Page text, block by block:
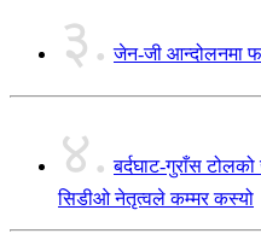
३. जेन-जी आन्दोलनमा
४. बर्दघाट-गुराँस टोलको
सिडीओ नेतृत्वले कम्मर कस्यो